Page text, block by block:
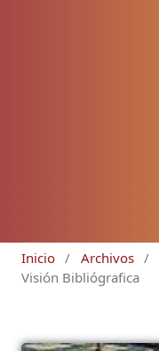
Inicio / Archivos /
Visión Bibliógrafica